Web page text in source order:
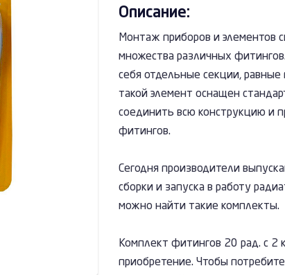
Описание:
Монтаж приборов и элементов
множества различных
себя отдельные секции,
такой элемент оснащен
соединить всю конструкцию и
фитингов.
Сегодня производители
сборки и запуска в работу
можно найти такие комплекты.
Комплект фитингов 20 рад. с 2
приобретение. Чтобы